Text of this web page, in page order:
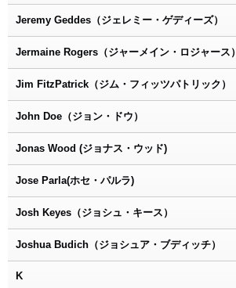
Jeremy Geddes（ジェレミー・ゲディーズ）
Jermaine Rogers（ジャーメイン・ロジャース）
Jim FitzPatrick（ジム・フィッツパトリック）
John Doe（ジョン・ドウ）
Jonas Wood (ジョナス・ウッド)
Jose Parla(ホセ・パルラ)
Josh Keyes（ジョシュ・キース）
Joshua Budich（ジョシュア・ブディッチ）
K